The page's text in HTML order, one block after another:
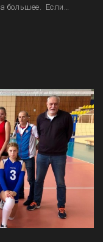
большее. Если…